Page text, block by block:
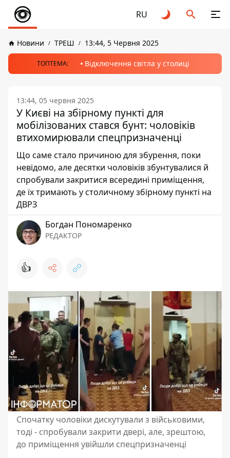
RU
Новини ТРЕШ 13:44, 5 Червня 2025
ТОПТЕМА: Відключення світла у столиці
13:44, 05 червня 2025
У Києві на збірному пункті для
мобілізованих стався бунт: чоловіків
втихомирювали спецпризначенці
Що саме стало причиною для збурення, поки
невідомо, але десятки чоловіків збунтувалися й
спробували закритися всередині приміщення,
де їх тримають у столичному збірному пункті на
ДВРЗ
Богдан Пономаренко
РЕДАКТОР
👍
Спочатку чоловіки дискутували з військовими,
тоді - спробували закрити двері, але, зрештою,
до приміщення увійшли спецпризначенці